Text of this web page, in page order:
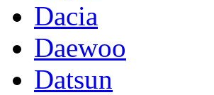
Dacia
Daewoo
Datsun